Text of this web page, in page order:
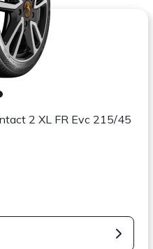
2 XL FR Evc 215/45